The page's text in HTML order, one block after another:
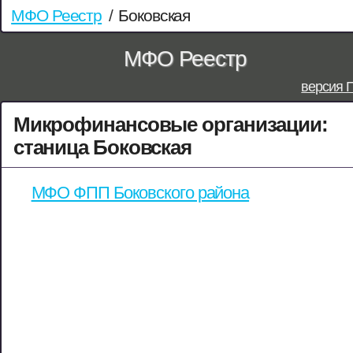
МФО Реестр / Боковская
МФО Реестр
версия
Микрофинансовые организации:
станица Боковская
МФО ФПП Боковского района